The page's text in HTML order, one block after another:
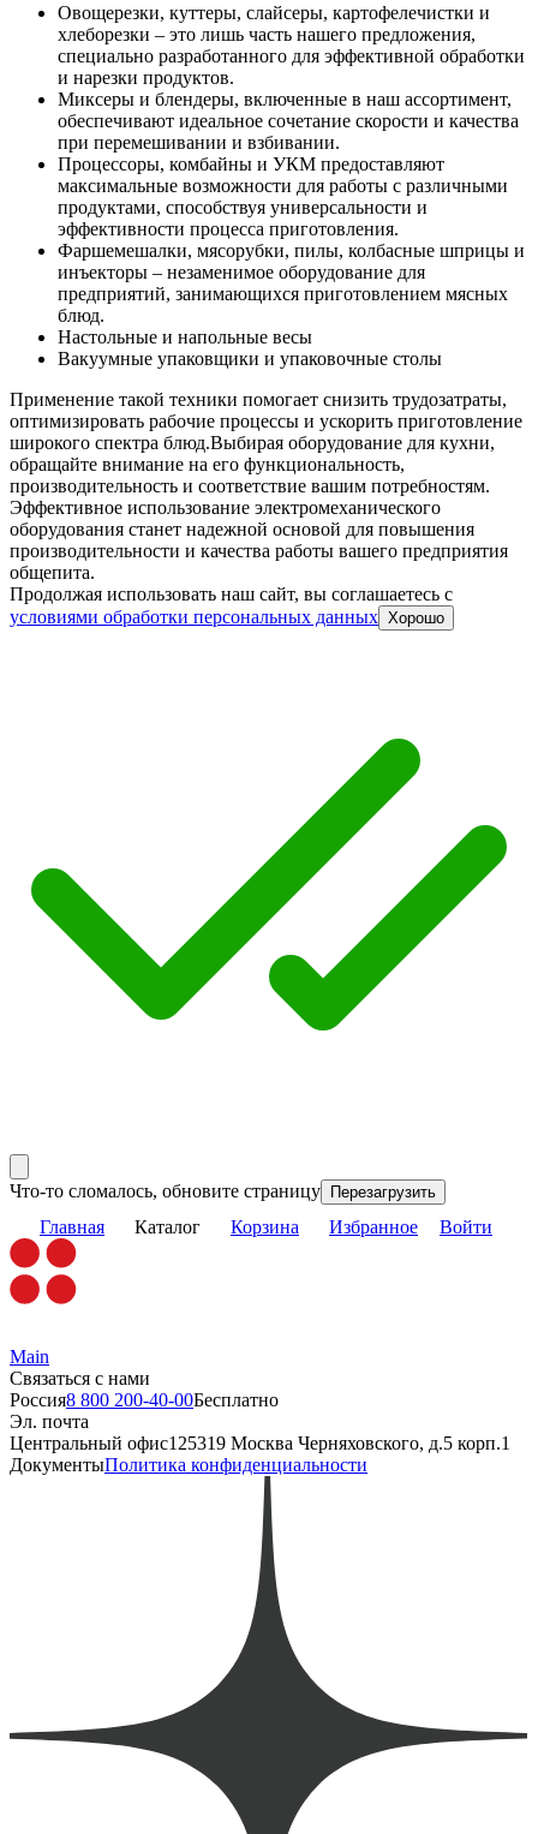
Овощерезки, куттеры, слайсеры, картофелечистки и
хлеборезки – это лишь часть нашего предложения,
специально разработанного для эффективной обработки
и нарезки продуктов.
Миксеры и блендеры, включенные в наш ассортимент,
обеспечивают идеальное сочетание скорости и качества
при перемешивании и взбивании.
Процессоры, комбайны и УКМ предоставляют
максимальные возможности для работы с различными
продуктами, способствуя универсальности и
эффективности процесса приготовления.
Фаршемешалки, мясорубки, пилы, колбасные шприцы и
инъекторы – незаменимое оборудование для
предприятий, занимающихся приготовлением мясных
блюд.
Настольные и напольные весы
Вакуумные упаковщики и упаковочные столы
Применение такой техники помогает снизить трудозатраты,
оптимизировать рабочие процессы и ускорить приготовление
широкого спектра блюд.Выбирая оборудование для кухни,
обращайте внимание на его функциональность,
производительность и соответствие вашим потребностям.
Эффективное использование электромеханического
оборудования станет надежной основой для повышения
производительности и качества работы вашего предприятия
общепита.
Продолжая использовать наш сайт, вы соглашаетесь c
условиями обработки персональных данных Хорошо
Что-то сломалось, обновите страницу Перезагрузить
Главная Каталог Корзина Избранное Войти
Main
Связаться с нами
Россия8 800 200-40-00Бесплатно
Эл. почта
Центральный офис125319 Москва Черняховского, д.5 корп.1
ДокументыПолитика конфиденциальности